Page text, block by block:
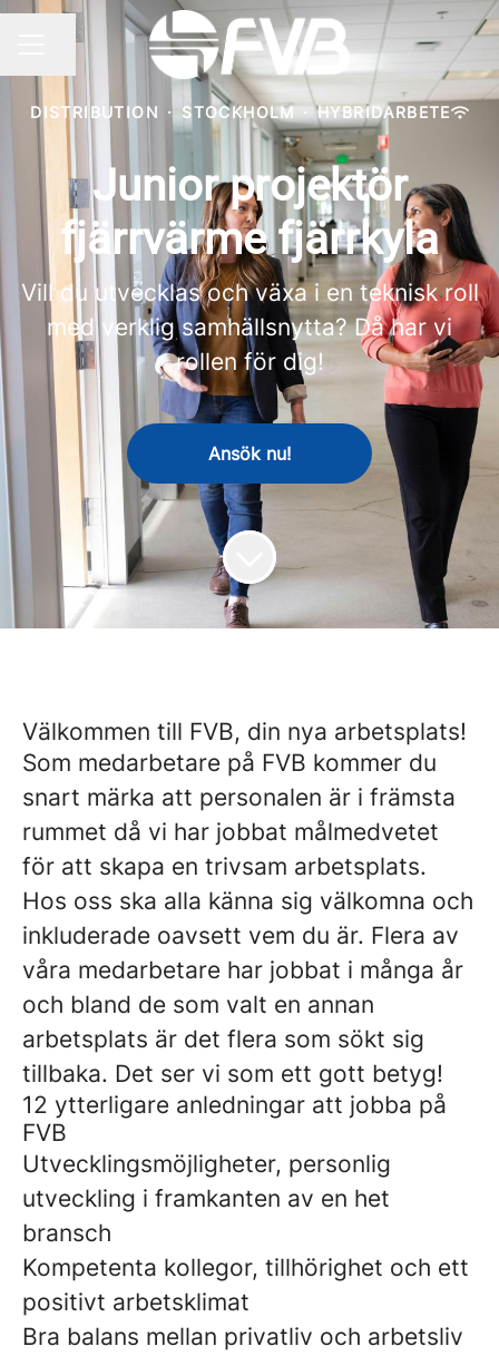
Dela sidan
DISTRIBUTION · STOCKHOLM · HYBRIDARBETE
Junior projektör
fjärrvärme fjärrkyla
Vill du utvecklas och växa i en teknisk roll
med verklig samhällsnytta? Då har vi
rollen för dig!
Ansök nu!
Välkommen till FVB, din nya arbetsplats!
Som medarbetare på FVB kommer du
snart märka att personalen är i främsta
rummet då vi har jobbat målmedvetet
för att skapa en trivsam arbetsplats.
Hos oss ska alla känna sig välkomna och
inkluderade oavsett vem du är. Flera av
våra medarbetare har jobbat i många år
och bland de som valt en annan
arbetsplats är det flera som sökt sig
tillbaka. Det ser vi som ett gott betyg!
12 ytterligare anledningar att jobba på
FVB
Utvecklingsmöjligheter, personlig
utveckling i framkanten av en het
bransch
Kompetenta kollegor, tillhörighet och ett
positivt arbetsklimat
Bra balans mellan privatliv och arbetsliv